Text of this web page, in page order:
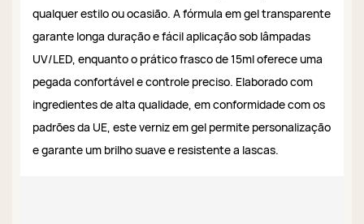
qualquer estilo ou ocasião. A fórmula em gel transparente
garante longa duração e fácil aplicação sob lâmpadas
UV/LED, enquanto o prático frasco de 15ml oferece uma
pegada confortável e controle preciso. Elaborado com
ingredientes de alta qualidade, em conformidade com os
padrões da UE, este verniz em gel permite personalização
e garante um brilho suave e resistente a lascas.